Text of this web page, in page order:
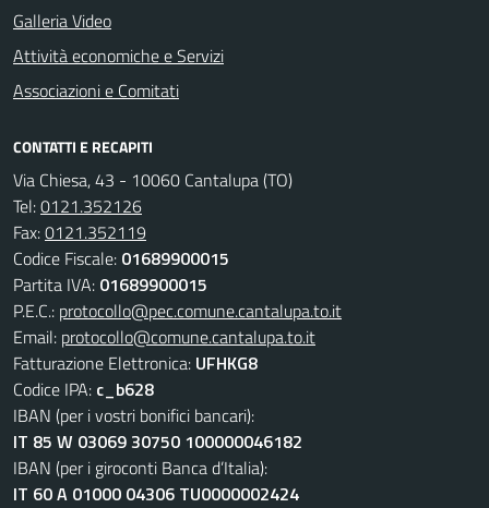
Galleria Video
Attività economiche e Servizi
Associazioni e Comitati
CONTATTI E RECAPITI
Via Chiesa, 43 - 10060 Cantalupa (TO)
Tel:0121.352126
Fax:0121.352119
Codice Fiscale: 01689900015
Partita IVA: 01689900015
P.E.C.: protocollo@pec.comune.cantalupa.to.it
Email: protocollo@comune.cantalupa.to.it
Fatturazione Elettronica: UFHKG8
Codice IPA: c_b628
IBAN (per i vostri bonifici bancari):
IT 85 W 03069 30750 100000046182
IBAN (per i giroconti Banca d’Italia):
IT 60 A 01000 04306 TU0000002424